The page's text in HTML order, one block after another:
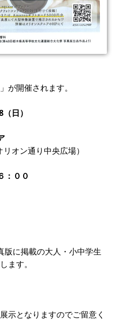
」が開催されます。
日）
オン通り中央広場）
：００
版に掲載の大人・小中学生
ます。
示となりますのでご留意く